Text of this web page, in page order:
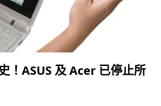
！ASUS 及 Acer 已停止所